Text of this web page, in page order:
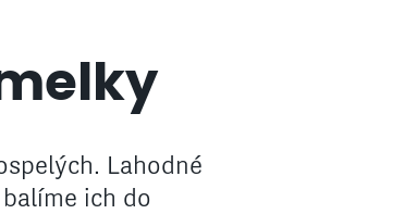
Lahodné
ich do